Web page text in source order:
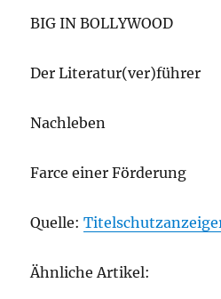
BIG IN BOLLYWOOD
Der Literatur(ver)führer
Nachleben
Farce einer Förderung
Quelle:
Ähnliche Artikel: